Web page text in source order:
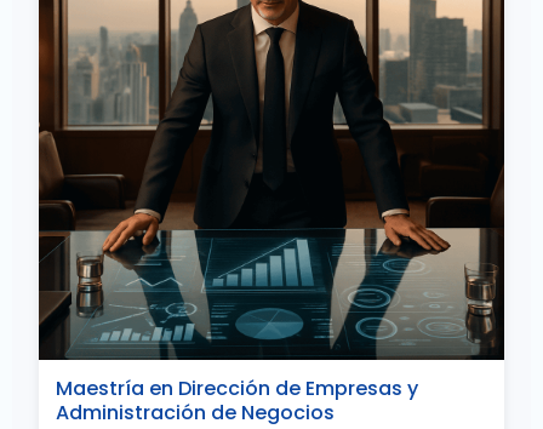
Maestría en Dirección de Empresas y
Administración de Negocios